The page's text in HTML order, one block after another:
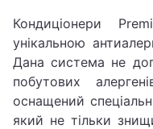
Кондиціонери
унікальною
Дана система не
побутових
оснащений
який не тільки